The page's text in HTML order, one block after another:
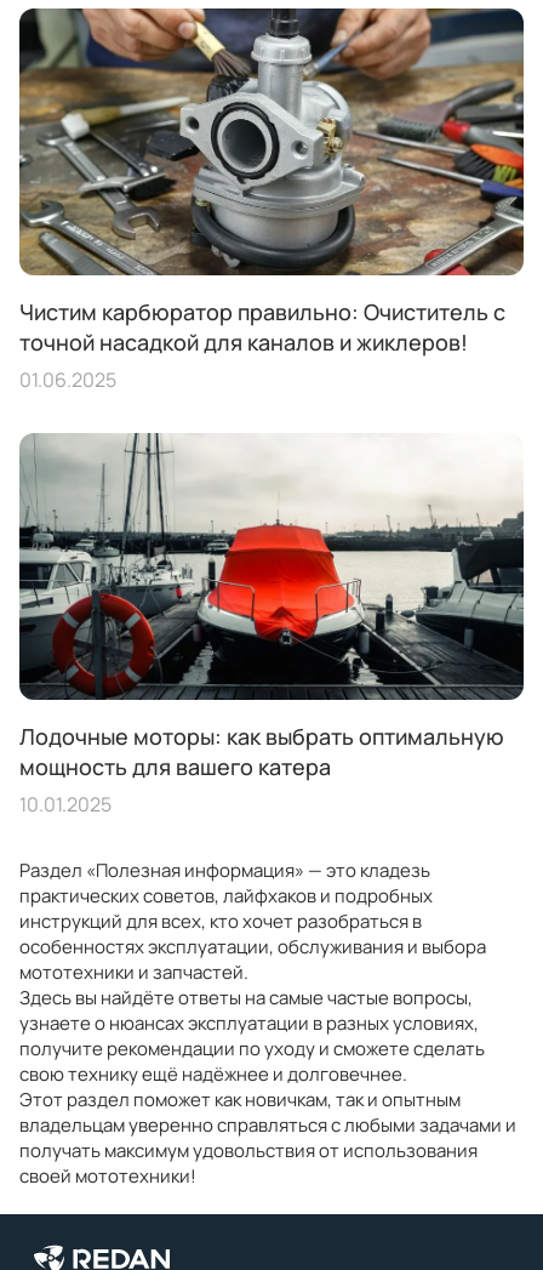
Чистим карбюратор правильно: Очиститель с
точной насадкой для каналов и жиклеров!
01.06.2025
Лодочные моторы: как выбрать оптимальную
мощность для вашего катера
10.01.2025
Раздел «Полезная информация» — это кладезь
практических советов, лайфхаков и подробных
инструкций для всех, кто хочет разобраться в
особенностях эксплуатации, обслуживания и выбора
мототехники и запчастей.
Здесь вы найдёте ответы на самые частые вопросы,
узнаете о нюансах эксплуатации в разных условиях,
получите рекомендации по уходу и сможете сделать
свою технику ещё надёжнее и долговечнее.
Этот раздел поможет как новичкам, так и опытным
владельцам уверенно справляться с любыми задачами и
получать максимум удовольствия от использования
своей мототехники!